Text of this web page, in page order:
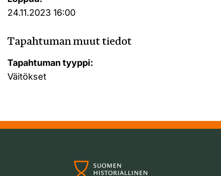
24.11.2023 16:00
Tapahtuman muut tiedot
Tapahtuman tyyppi:
Väitökset